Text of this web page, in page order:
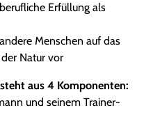
Erfüllung als
Menschen auf das
Natur vor
aus 4 Komponenten:
und seinem Trainer-